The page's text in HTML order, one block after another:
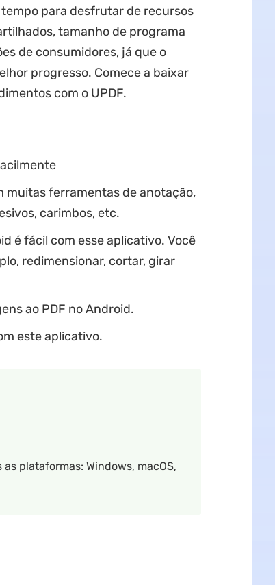
para desfrutar de recursos
tamanho de programa
de consumidores, já que o
progresso. Comece a baixar
com o UPDF.
muitas ferramentas de anotação,
carimbos, etc.
é fácil com esse aplicativo. Você
redimensionar, cortar, girar
ao PDF no Android.
este aplicativo.
plataformas: Windows, macOS,